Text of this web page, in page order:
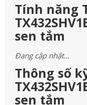
Tính năng
sen tắm
Đang cập nhật…
Thông số
sen tắm